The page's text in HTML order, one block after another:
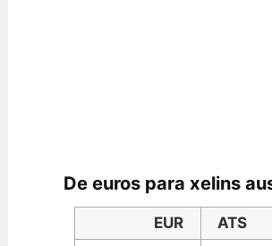
De euros para xelins
EUR
ATS